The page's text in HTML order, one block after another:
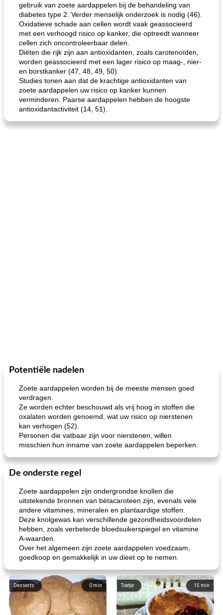
gebruik van zoete aardappelen bij de behandeling van
diabetes type 2. Verder menselijk onderzoek is nodig (46).
Oxidatieve schade aan cellen wordt vaak geassocieerd
met een verhoogd risico op kanker, die optreedt wanneer
cellen zich oncontroleerbaar delen.
Diëten die rijk zijn aan antioxidanten, zoals carotenoïden,
worden geassocieerd met een lager risico op maag-, nier-
en borstkanker (47, 48, 49, 50).
Studies tonen aan dat de krachtige antioxidanten van
zoete aardappelen uw risico op kanker kunnen
verminderen. Paarse aardappelen hebben de hoogste
antioxidantactiviteit (14, 51).
Potentiële nadelen
Zoete aardappelen worden bij de meeste mensen goed
verdragen.
Ze worden echter beschouwd als vrij hoog in stoffen die
oxalaten worden genoemd, wat uw risico op nierstenen
kan verhogen (52).
Personen die vatbaar zijn voor nierstenen, willen
misschien hun inname van zoete aardappelen beperken.
De onderste regel
Zoete aardappelen zijn ondergrondse knollen die
uitstekende bronnen van bètacaroteen zijn, evenals vele
andere vitamines, mineralen en plantaardige stoffen.
Deze knolgewas kan verschillende gezondheidsvoordelen
hebben, zoals verbeterde bloedsuikerspiegel en vitamine
A-waarden.
Over het algemeen zijn zoete aardappelen voedzaam,
goedkoop en gemakkelijk in uw dieet op te nemen.
0 min
Desserts 15 min
Toetje